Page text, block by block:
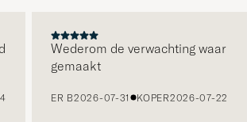
Wederom de verwachting waar
gemaakt
ER B 2026-07-31 KOPER2026-07-22